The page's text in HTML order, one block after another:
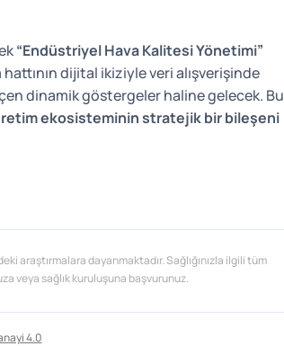
“Endüstriyel Hava Kalitesi Yönetimi”
dijital ikiziyle veri alışverişinde
dinamik göstergeler haline gelecek. Bu
üretim ekosisteminin stratejik bir bileşeni
araştırmalara dayanmaktadır. Sağlığınızla ilgili tüm
veya sağlık kuruluşuna başvurunuz.
4.0